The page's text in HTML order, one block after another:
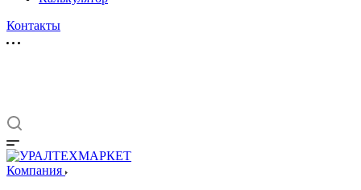
Контакты
Компания